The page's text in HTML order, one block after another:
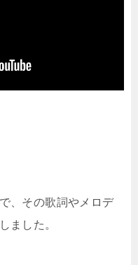
、その歌詞やメロデ
ました。